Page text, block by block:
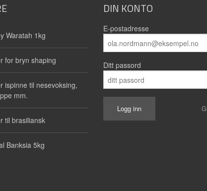
Waratah 1kg
for bryn shaping
ispinne til nesevoksing,
mm.
til brasiliansk
Banksia 5kg
DIN KONTO
E-postadresse
Ditt passord